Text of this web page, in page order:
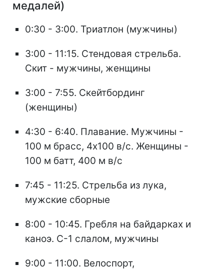
медалей)
0:30 - 3:00. Триатлон (мужчины)
3:00 - 11:15. Стендовая стрельба.
Скит - мужчины, женщины
3:00 - 7:55. Скейтбординг
(женщины)
4:30 - 6:40. Плавание. Мужчины -
100 м брасс, 4х100 в/с. Женщины -
100 м батт, 400 м в/с
7:45 - 11:25. Стрельба из лука,
мужские сборные
8:00 - 10:45. Гребля на байдарках и
каноэ. С-1 слалом, мужчины
9:00 - 11:00. Велоспорт,